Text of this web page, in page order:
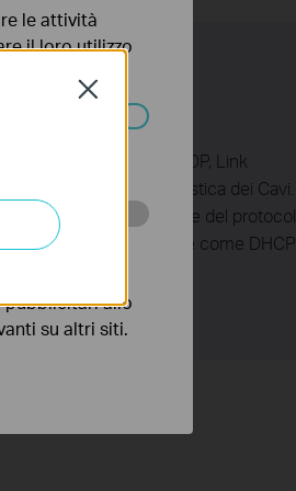
STP/RSTP/MSTP, LLDP, Link
Detection e la Diagnostica dei Cavi.
l'impatto in rete del
le opzioni avanzate come DHCP
Close
le attività
il loro utilizzo
essere
di
pubblicitari allo
su altri siti.